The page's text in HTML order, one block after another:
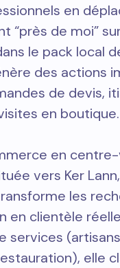
en
“près de moi”
le pack local
des actions
de devis,
en boutique.
en
vers Ker
les
en clientèle
services
elle